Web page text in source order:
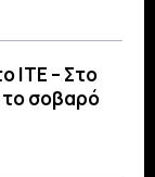
ΙΤΕ – Στο
το σοβαρό